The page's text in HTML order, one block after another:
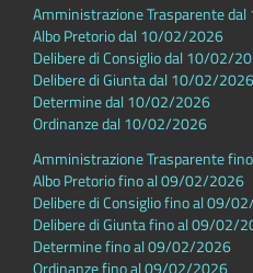
Amministrazione Trasparente
Albo Pretorio dal 10/02/2026
Delibere di Consiglio dal 10/02/
Delibere di Giunta dal 10/02/2026
Determine dal 10/02/2026
Ordinanze dal 10/02/2026
Amministrazione Trasparente
Albo Pretorio fino al 09/02/2026
Delibere di Consiglio fino al 09/
Delibere di Giunta fino al 09/02/
Determine fino al 09/02/2026